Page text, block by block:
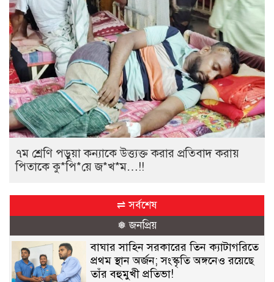
৭ম শ্রেণি পড়ুয়া কন্যাকে উত্ত্যক্ত করার প্রতিবাদ করায়
পিতাকে কু*পি*য়ে জ*খ*ম…!!
⇌ সর্বশেষ
❅ জনপ্রিয়
বাঘার সাহিন সরকারের তিন ক্যাটাগরিতে
প্রথম স্থান অর্জন; সংস্কৃতি অঙ্গনেও রয়েছে
তাঁর বহুমুখী প্রতিভা!